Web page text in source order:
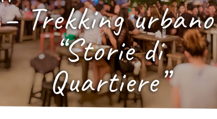
– Trekking urbano
“Storie di
Quartiere”